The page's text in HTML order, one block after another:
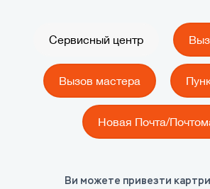
Сервисный центр
Вызов мастера
Новая Почта/
Ви можете привезти
КАК?
КАК?
КАК?
КАК?